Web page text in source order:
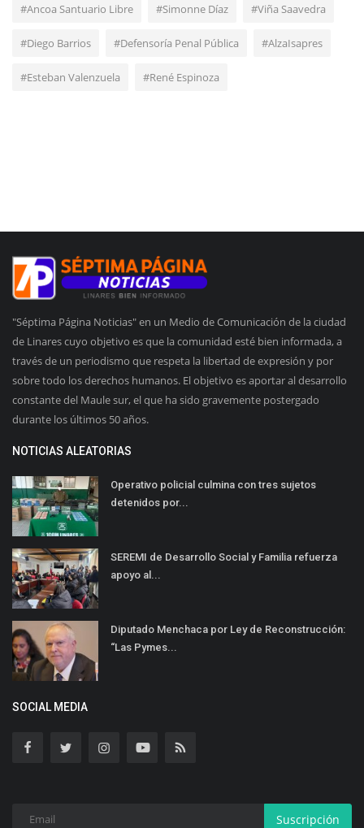
#Ancoa Santuario Libre #Simonne Díaz #Viña Saavedra
#Diego Barrios #Defensoría Penal Pública #AlzaIsapres
#Esteban Valenzuela #René Espinoza
"Séptima Página Noticias" en un Medio de Comunicación de la ciudad
de Linares cuyo objetivo es que la comunidad esté bien informada, a
través de un periodismo que respeta la libertad de expresión y por
sobre todo los derechos humanos. El objetivo es aportar al desarrollo
constante del Maule sur, el que ha sido gravemente postergado
durante los últimos 50 años.
NOTICIAS ALEATORIAS
Operativo policial culmina con tres sujetos
detenidos por...
SEREMI de Desarrollo Social y Familia refuerza
apoyo al...
Diputado Menchaca por Ley de Reconstrucción:
“Las Pymes...
SOCIAL MEDIA
Suscripción